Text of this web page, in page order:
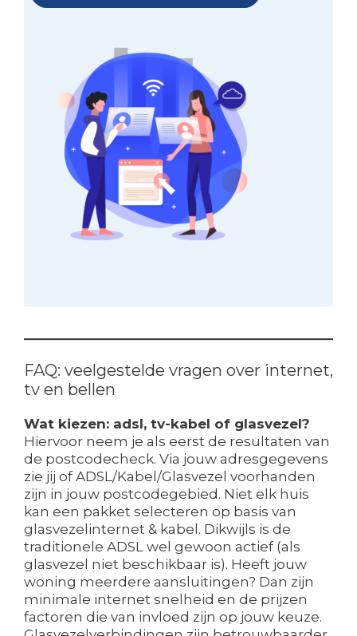
FAQ: veelgestelde vragen over internet,
tv en bellen
Wat kiezen: adsl, tv-kabel of glasvezel?
Hiervoor neem je als eerst de resultaten van
de postcodecheck. Via jouw adresgegevens
zie jij of ADSL/Kabel/Glasvezel voorhanden
zijn in jouw postcodegebied. Niet elk huis
kan een pakket selecteren op basis van
glasvezelinternet & kabel. Dikwijls is de
traditionele ADSL wel gewoon actief (als
glasvezel niet beschikbaar is). Heeft jouw
woning meerdere aansluitingen? Dan zijn
minimale internet snelheid en de prijzen
factoren die van invloed zijn op jouw keuze.